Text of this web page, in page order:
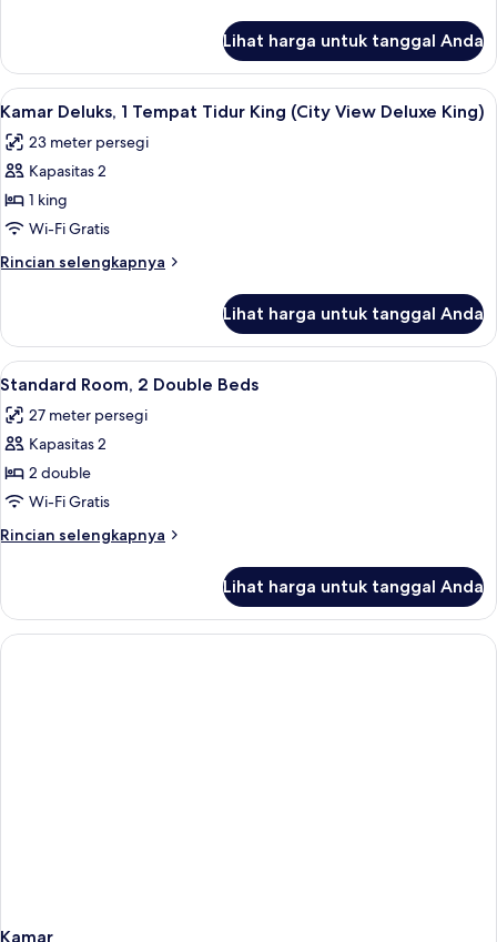
(Monument
View
Premier
King)
Kamar
Deluks,
1
Tidur
King
View
Premier
Lihat harga untuk tanggal Anda
Lihat
semua
foto
untuk
Kamar
Deluks,
1
Tempat
King
(City
View
Deluxe
King)
8
Kamar Deluks, 1 Tempat Tidur King (City View Deluxe King)
23 meter persegi
Kapasitas 2
1 king
Wi-Fi Gratis
Rincian selengkapnya
Rincian
Kamar
Deluks,
1
Tidur
King
View
Deluxe
Lihat harga untuk tanggal Anda
Lihat
semua
foto
untuk
Standard
Room,
2
Double
Seprai katun Mesir, seprai premium,
6
Standard Room, 2 Double Beds
27 meter persegi
Kapasitas 2
2 double
Wi-Fi Gratis
Rincian selengkapnya
Rincian
Standard
Room,
2
Lihat harga untuk tanggal Anda
Kamar